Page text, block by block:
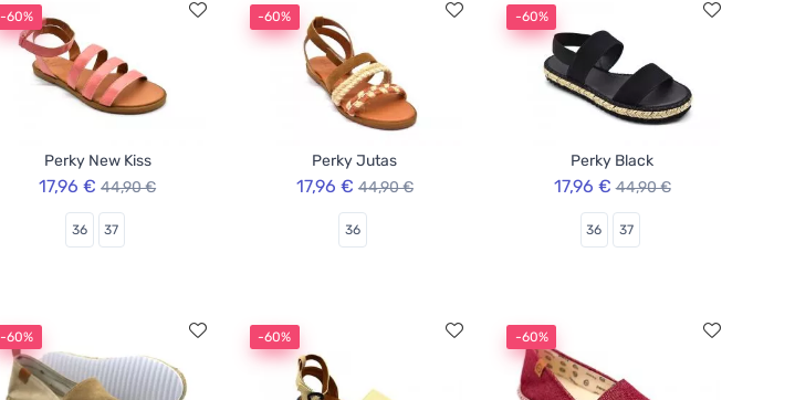
-60%
Perky New Kiss
17,96 € 44,90 €
36 37
-60%
Perky Jutas
17,96 € 44,90 €
36
-60%
Perky Black
17,96 € 44,90 €
36 37
-60% -60% -60%